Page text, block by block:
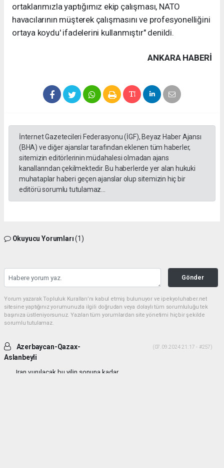
ortaklarımızla yaptığımız ekip çalışması, NATO
havacılarının müşterek çalışmasını ve profesyonelliğini
ortaya koydu' ifadelerini kullanmıştır" denildi.
ANKARA HABERİ
İnternet Gazetecileri Federasyonu (İGF), Beyaz Haber Ajansı
(BHA) ve diğer ajanslar tarafından eklenen tüm haberler,
sitemizin editörlerinin müdahalesi olmadan ajans
kanallarından çekilmektedir. Bu haberlerde yer alan hukuki
muhataplar haberi geçen ajanslar olup sitemizin hiç bir
editörü sorumlu tutulamaz...
Okuyucu Yorumları(1)
Gönder
Yorum yazarak Topluluk Kuralları’nı kabul etmiş bulunuyor ve ipekyoluhaber.net
sitesine yaptığınız yorumunuzla ilgili doğrudan veya dolaylı tüm sorumluluğu tek
başınıza üstleniyorsunuz. Yazılan tüm yorumlardan site yönetimi hiçbir şekilde
sorumlu tutulamaz.
Azerbaycan-Qazax-
Aslanbeyli
(07.09.2024 21:17 - #257)
Iran vurulacak bu yilin sonuna kadar...